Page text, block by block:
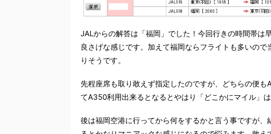
JALからの解答は「福岡」でした！今回行きの時間帯は
良さげな感じです。加えて福岡ならフライトも多いの
りそうです。
先程座席も取り敢えず指定したのですが、どちらの便
てA350利用出来るとなるとやはり「どこかにマイル」は
後は福岡空港に行ってから何をするかと言う事ですが